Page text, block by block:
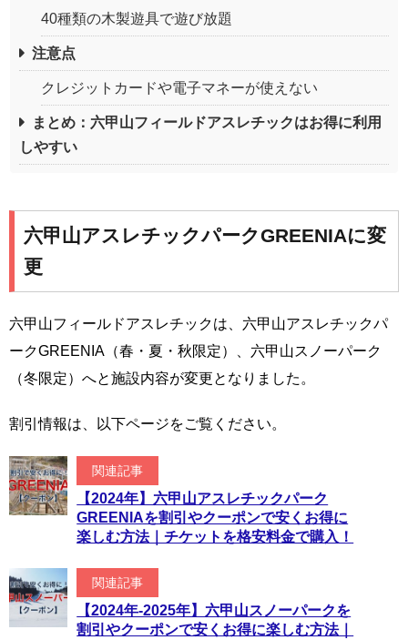
40種類の木製遊具で遊び放題
注意点
クレジットカードや電子マネーが使えない
まとめ：六甲山フィールドアスレチックはお得に利用
しやすい
六甲山アスレチックパークGREENIAに変
更
六甲山フィールドアスレチックは、六甲山アスレチックパ
ークGREENIA（春・夏・秋限定）、六甲山スノーパーク
（冬限定）へと施設内容が変更となりました。
割引情報は、以下ページをご覧ください。
関連記事
【2024年】六甲山アスレチックパーク
GREENIAを割引やクーポンで安くお得に
楽しむ方法｜チケットを格安料金で購入！
関連記事
【2024年-2025年】六甲山スノーパークを
割引やクーポンで安くお得に楽しむ方法｜